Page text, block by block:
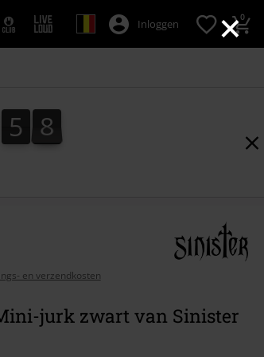
×
Inloggen 0
5
0
5 6
7
6
en verzendkosten
jurk zwart van Sinister